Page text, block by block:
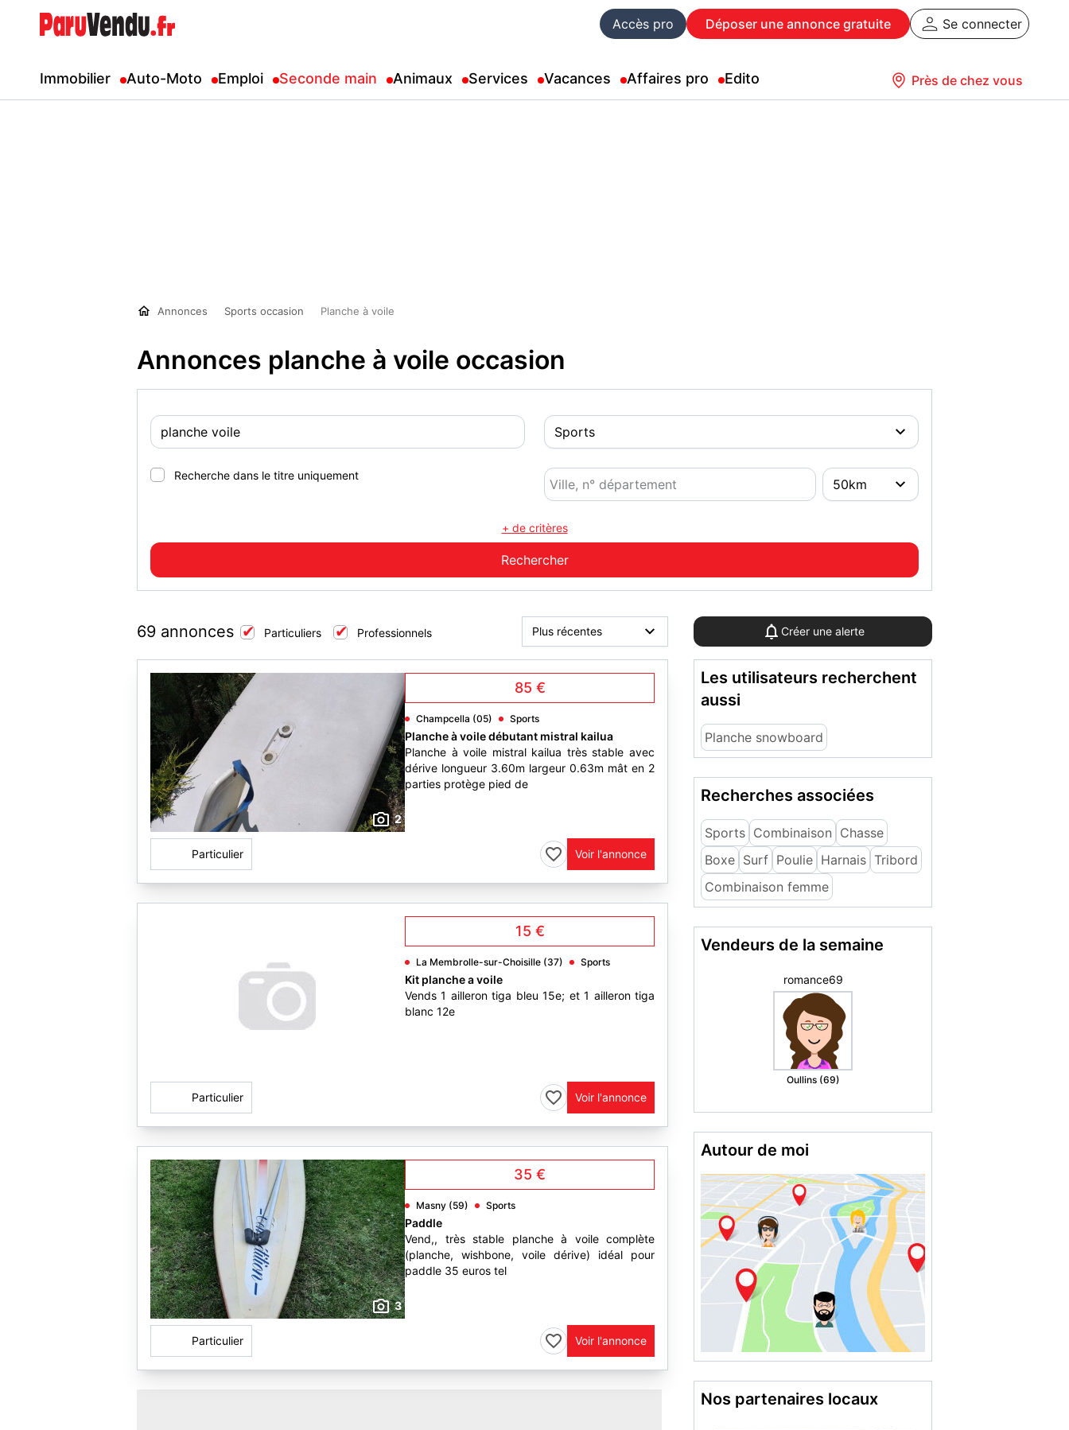
Accès pro Déposer une annonce gratuite Se connecter
Immobilier Auto-Moto Emploi Seconde main Animaux Services Vacances Affaires pro Edito Près de chez vous
Annonces Sports occasion Planche à voile
Annonces planche à voile occasion
Recherche dans le titre uniquement
+ de critères
69 annonces Particuliers Professionnels Créer une alerte
2
85 €
Champcella (05) Sports
Planche à voile débutant mistral kailua
Planche à voile mistral kailua très stable avec
dérive longueur 3.60m largeur 0.63m mât en 2
parties protège pied de
Particulier Voir l'annonce
15 €
La Membrolle-sur-Choisille (37) Sports
Kit planche a voile
Vends 1 ailleron tiga bleu 15e; et 1 ailleron tiga
blanc 12e
Particulier Voir l'annonce
3
35 €
Masny (59) Sports
Paddle
Vend,, très stable planche à voile complète
(planche, wishbone, voile dérive) idéal pour
paddle 35 euros tel
Particulier Voir l'annonce
Les utilisateurs recherchent
aussi
Planche snowboard
Recherches associées
Sports Combinaison Chasse
Boxe Surf Poulie Harnais Tribord
Combinaison femme
Vendeurs de la semaine
romance69
Oullins (69)
Autour de moi
Nos partenaires locaux